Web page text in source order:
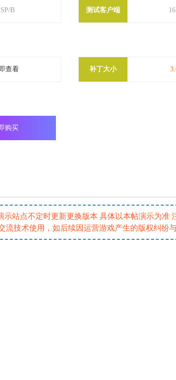
B 测试客户端
查看 补丁大小
购买
站点不定时更新更换版本 具体以本帖演示为准
技术使用，如后续因运营游戏产生的版权纠纷